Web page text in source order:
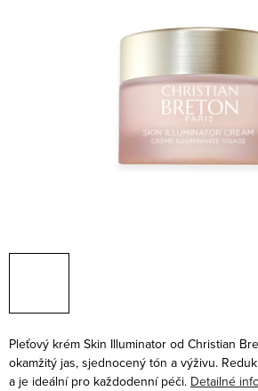
Pleťový krém Skin Illuminator od Christian
okamžitý jas, sjednocený tón a výživu.
a je ideální pro každodenní péči. Detailné